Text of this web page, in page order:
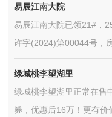
易辰江南大院
易辰江南大院已领21#，
许字(2024)第00044号，
绿城桃李望湖里
绿城桃李望湖里正常在售
券，优惠后16万！更有价